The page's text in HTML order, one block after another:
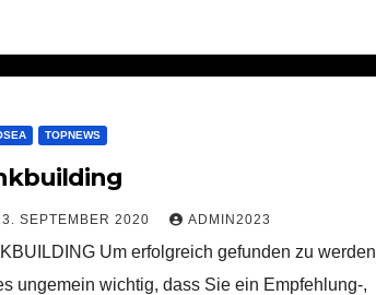
TOPNEWS
SEPTEMBER 2020 ADMIN2023
Um erfolgreich gefunden zu werden
ungemein wichtig, dass Sie ein Empfehlung-,